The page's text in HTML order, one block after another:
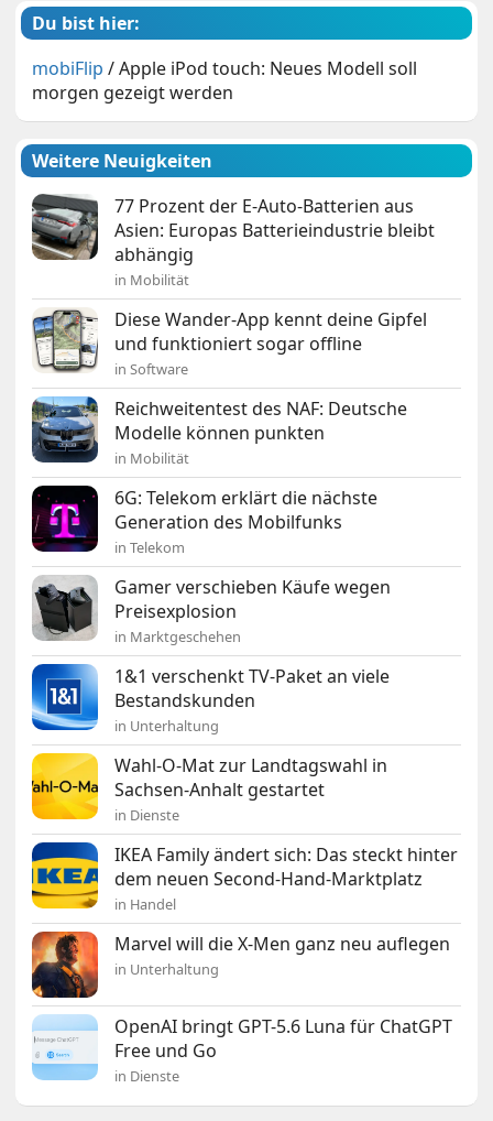
Du bist hier:
mobiFlip /Apple iPod touch: Neues Modell soll
morgen gezeigt werden
Weitere Neuigkeiten
77 Prozent der E-Auto-Batterien aus
Asien: Europas Batterieindustrie bleibt
abhängig
in Mobilität
Diese Wander-App kennt deine Gipfel
und funktioniert sogar offline
in Software
Reichweitentest des NAF: Deutsche
Modelle können punkten
in Mobilität
6G: Telekom erklärt die nächste
Generation des Mobilfunks
in Telekom
Gamer verschieben Käufe wegen
Preisexplosion
in Marktgeschehen
1&1 verschenkt TV-Paket an viele
Bestandskunden
in Unterhaltung
Wahl-O-Mat zur Landtagswahl in
Sachsen-Anhalt gestartet
in Dienste
IKEA Family ändert sich: Das steckt hinter
dem neuen Second-Hand-Marktplatz
in Handel
Marvel will die X-Men ganz neu auflegen
in Unterhaltung
OpenAI bringt GPT-5.6 Luna für ChatGPT
Free und Go
in Dienste